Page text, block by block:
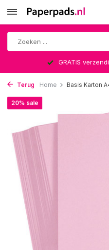
GRATIS
Terug Home Basis Karton
20% sale